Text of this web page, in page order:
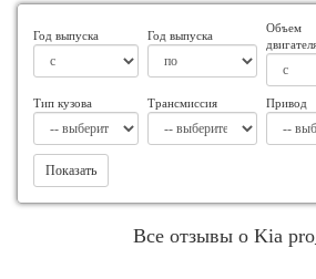
Год выпуска Год выпуска
Объем
Тип кузова Трансмиссия Привод
Показать
Все отзывы о Kia